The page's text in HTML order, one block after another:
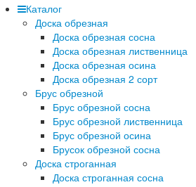
Каталог
Доска обрезная
Доска обрезная сосна
Доска обрезная лиственница
Доска обрезная осина
Доска обрезная 2 сорт
Брус обрезной
Брус обрезной сосна
Брус обрезной лиственница
Брус обрезной осина
Брусок обрезной сосна
Доска строганная
Доска строганная сосна